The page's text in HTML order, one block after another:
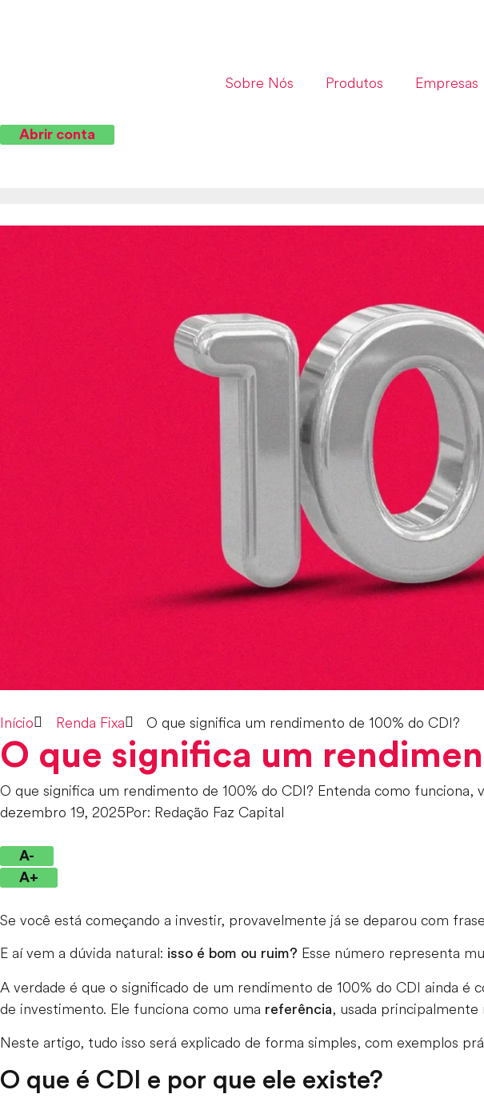
Sobre Nós Produtos Empresas
Abrir conta
Início Renda Fixa O que significa um rendimento de 100% do CDI?
O que significa um
O que significa um rendimento de 100% do CDI? Entenda como
dezembro 19, 2025Por: Redação Faz Capital
A-
A+
Se você está começando a investir, provavelmente já se deparou com
E aí vem a dúvida natural: isso é bom ou ruim? Esse número representa
A verdade é que o significado de um rendimento de 100% do CDI ainda
de investimento. Ele funciona como uma referência, usada principalmente
Neste artigo, tudo isso será explicado de forma simples, com exemplos
O que é CDI e por que ele existe?